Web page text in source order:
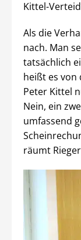
Kittel-
Als die
nach. Man
tatsächlich
heißt es von
Peter Kittel
Nein, ein
umfassend
räumt